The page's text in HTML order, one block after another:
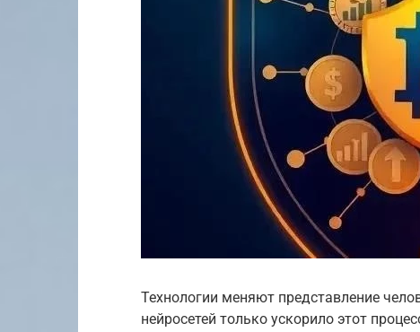
Технологии меняют представление
нейросетей только ускорило этот